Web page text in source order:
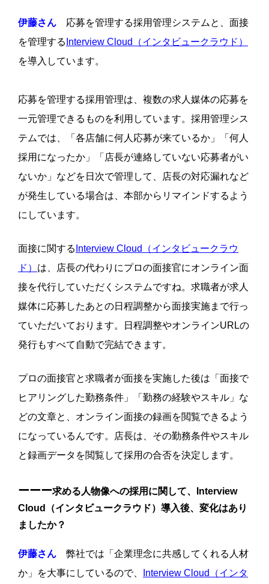
伊藤さん 応募を管理する採用管理システムと、面接
を管理する Interview Cloud（インタビュークラウド）
を導入しています。
応募を管理する採用管理は、複数の求人媒体の応募を
一元管理できるものを利用しています。採用管理シス
テムでは、「各店舗に何人応募が来ているか」「何人
採用になったか」「店長が連絡していない応募者がい
ないか」などを日次で管理して、店長の対応漏れなど
が発生している場合は、本部からリマインドするよう
にしています。
面接に関する Interview Cloud（インタビュークラウ
ド） は、
店長の代わりにプロの面接官にオンライン面
接を代行していただくシステムですね。求職者が求人
媒体に応募したあとの日程調整から面接実施まで行っ
ていただいております。日程調整やオンラインURLの
発行もすべて自動で完結できます。
プロの面接官と求職者が面接を実施した後は「面接で
ヒアリングした勤務条件」「勤務の経験やスキル」な
どの文章と、オンライン面接の録画を閲覧できるよう
になっているんです。店長は、その勤務条件やスキル
と録画データを閲覧して採用の合否を決定します。
ーーー求める人物像への採用に関して、Interview
Cloud（インタビュークラウド）導入後、変化はあり
ましたか？
伊藤さん 弊社では「企業理念に共感してくれる人材
か」を大事にしているので、
Interview Cloud（インタ